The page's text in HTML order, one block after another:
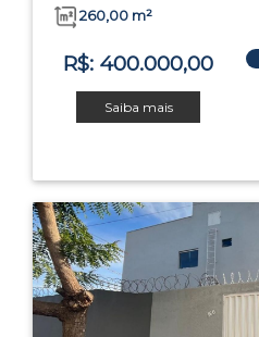
260,00 m²
R$: 400.000,00
Saiba mais